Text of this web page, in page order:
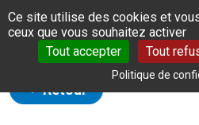
Panneau de gestion des cookies
Ce site utilise des cookies et
ceux que vous souhaitez activer
Tout accepter
Tout
Politique de
Retour